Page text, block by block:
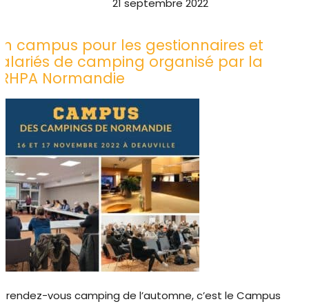
campus pour les gestionnaires et
de camping organisé par la
Normandie
rendez-vous camping de l’automne, c’est le Campus